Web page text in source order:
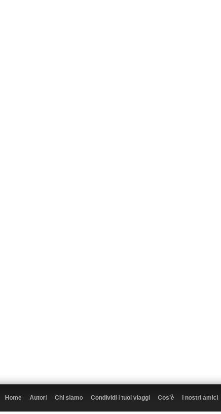
Home Autori Chi siamo Condividi i tuoi viaggi Cos’è I nostri amici